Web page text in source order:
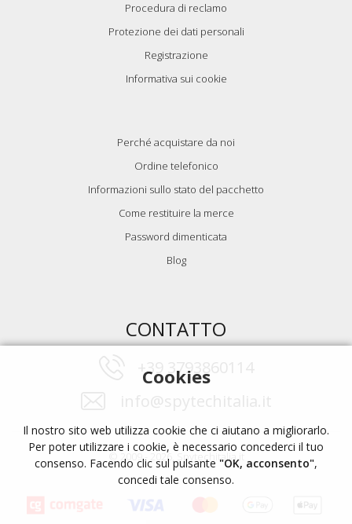
Procedura di reclamo
Protezione dei dati personali
Registrazione
Informativa sui cookie
Perché acquistare da noi
Ordine telefonico
Informazioni sullo stato del pacchetto
Come restituire la merce
Password dimenticata
Blog
CONTATTO
+39 3793860114
© 2009 - 2026, Spytechitalia.it
Cookies
Il nostro sito web utilizza cookie che ci aiutano a migliorarlo.
Per poter utilizzare i cookie, è necessario concederci il tuo
consenso. Facendo clic sul pulsante "OK, acconsento",
concedi tale consenso.